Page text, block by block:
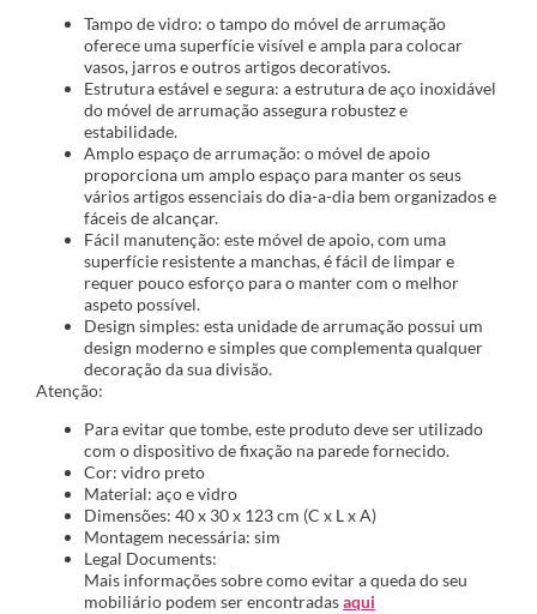
Tampo de vidro: o tampo do móvel de arrumação
oferece uma superfície visível e ampla para colocar
vasos, jarros e outros artigos decorativos.
Estrutura estável e segura: a estrutura de aço inoxidável
do móvel de arrumação assegura robustez e
estabilidade.
Amplo espaço de arrumação: o móvel de apoio
proporciona um amplo espaço para manter os seus
vários artigos essenciais do dia-a-dia bem organizados e
fáceis de alcançar.
Fácil manutenção: este móvel de apoio, com uma
superfície resistente a manchas, é fácil de limpar e
requer pouco esforço para o manter com o melhor
aspeto possível.
Design simples: esta unidade de arrumação possui um
design moderno e simples que complementa qualquer
decoração da sua divisão.
Atenção:
Para evitar que tombe, este produto deve ser utilizado
com o dispositivo de fixação na parede fornecido.
Cor: vidro preto
Material: aço e vidro
Dimensões: 40 x 30 x 123 cm (C x L x A)
Montagem necessária: sim
Legal Documents:
Mais informações sobre como evitar a queda do seu
mobiliário podem ser encontradasaqui